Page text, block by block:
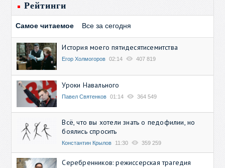
Рейтинги
Самое читаемое Все за сегодня
История моего пятидесятисемитства
Егор Холмогоров 02:14 407 819
Уроки Навального
Павел Святенков 01:14 364 549
Всё, что вы хотели знать о педофилии, но
боялись спросить
Константин Крылов 11:30 359 259
Серебренников: режиссерская трагедия